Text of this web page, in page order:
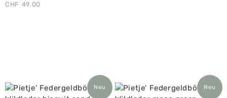
CHF 49.00
Neu Neu